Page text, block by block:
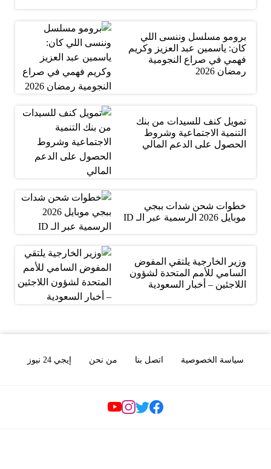
برومو مسلسل وننسى اللي
كان: ياسمين عبد العزيز وكريم
فهمي في صراع النجومية
رمضان 2026
تمويل كنف للسيدات من بنك
التنمية الاجتماعية وشروط
الحصول على الدعم المالي
خطوات شحن شدات ببجي
موبايل 2026 الرسمية عبر الـ ID
وزير الخارجية يلتقي المفوض
السامي للأمم المتحدة لشؤون
اللاجئين – أخبار السعودية
سياسة الخصوصية اتصل بنا من نحن إيجي 24 نيوز
Social Links